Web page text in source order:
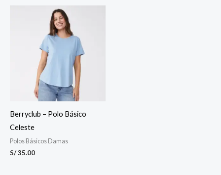
Berryclub – Polo Básico
Celeste
Polos Básicos Damas
S/35.00